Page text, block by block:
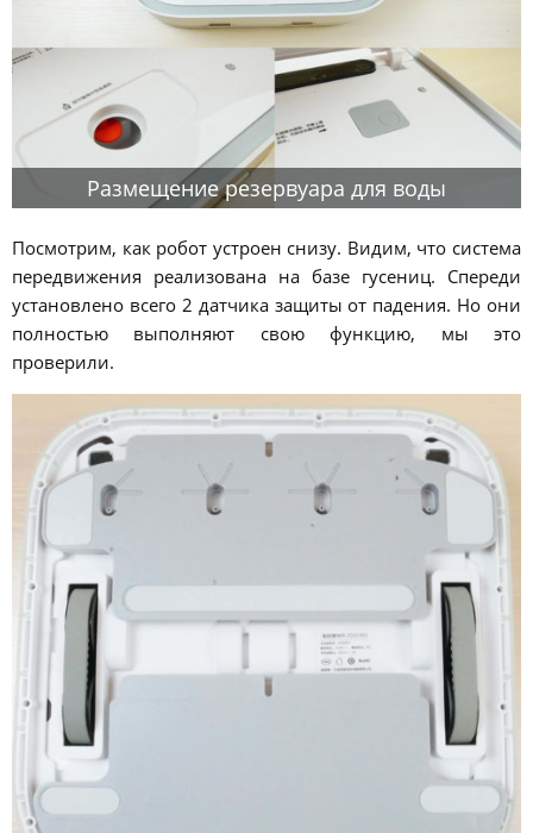
Размещение резервуара для воды
Посмотрим, как робот устроен снизу. Видим, что система
передвижения реализована на базе гусениц. Спереди
установлено всего 2 датчика защиты от падения. Но они
полностью выполняют свою функцию, мы это
проверили.